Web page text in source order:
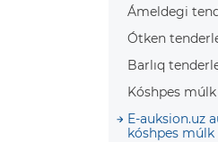
Ámeldegi
Ótken
Barlıq
Kóshpes múlk
E-auksion.uz
kóshpes múlk